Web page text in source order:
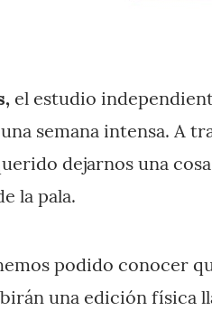
el estudio
semana intensa. A
dejarnos una
la pala.
podido conocer
una edición física